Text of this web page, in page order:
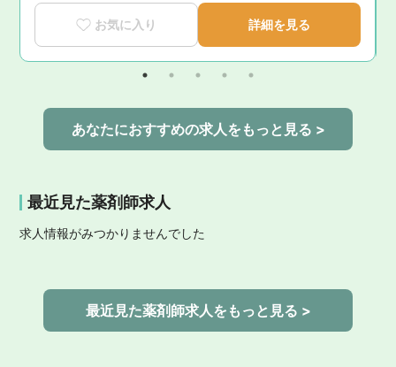
お気に入り 詳細を見る
あなたにおすすめの求人をもっと見る >
最近見た薬剤師求人
求人情報がみつかりませんでした
最近見た薬剤師求人をもっと見る >